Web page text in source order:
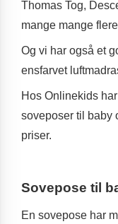
Thomas Tog,
mange mange
Og vi har også et
ensfarvet
Hos Onlinekids
soveposer til baby
priser.
Sovepose til
En sovepose har